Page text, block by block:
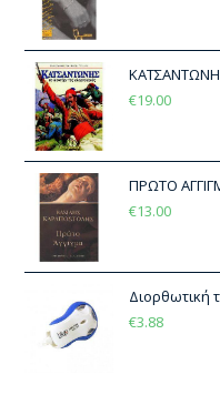
€19.00
ΠΡΩΤΟ
€13.00
Διορθωτική
€3.88